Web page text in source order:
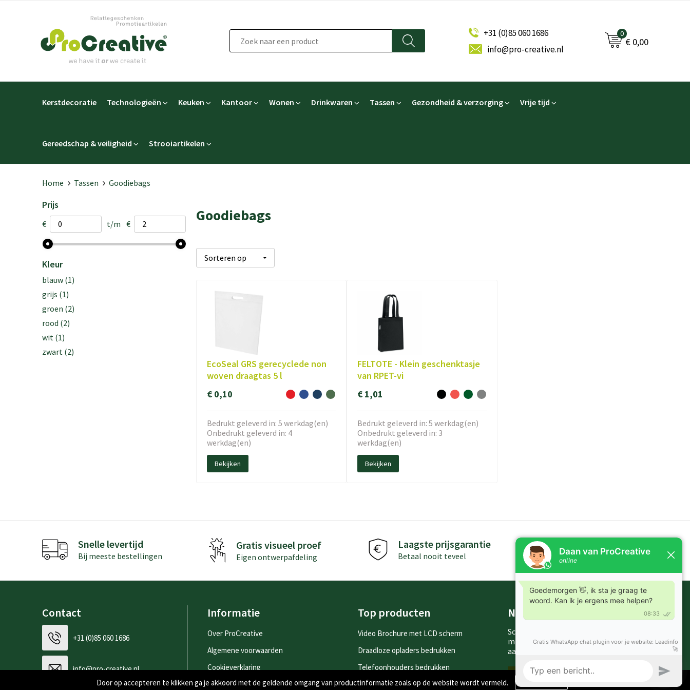
+31 (0)85 060 1686
info@pro-creative.nl
0
€ 0,00
Kerstdecoratie Technologieën Keuken Kantoor Wonen Drinkwaren Tassen Gezondheid & verzorging Vrije tijd
Gereedschap & veiligheid Strooiartikelen
Home Tassen Goodiebags
Prijs
€ t/m €
Kleur
blauw (1)
grijs (1)
groen (2)
rood (2)
wit (1)
zwart (2)
Goodiebags
EcoSeal GRS gerecyclede non
woven draagtas 5 l
€ 0,10
Bedrukt geleverd in: 5 werkdag(en)
Onbedrukt geleverd in: 4
werkdag(en)
Bekijken
FELTOTE - Klein geschenktasje
van RPET-vi
€ 1,01
Bedrukt geleverd in: 5 werkdag(en)
Onbedrukt geleverd in: 3
werkdag(en)
Bekijken
Snelle levertijd
Bij meeste bestellingen
Gratis visueel proef
Eigen ontwerpafdeling
Laagste prijsgarantie
Betaal nooit teveel Kennis in producten
Contact
+31 (0)85 060 1686
info@pro-creative.nl
Informatie
Over ProCreative
Algemene voorwaarden
Cookieverklaring
Privacyverklaring
Top producten
Video Brochure met LCD scherm
Draadloze opladers bedrukken
Telefoonhouders bedrukken
Drinkflessen bedrukken
Nieuwsbrieven
Schrijf je in voor onze nieuwsbrief en
mis nooit meer één van onze leuke
aanbiedingen of updates.
Inschrijven
Door op accepteren te klikken ga je akkoord met de geldende omgang van productinformatie zoals op de website wordt vermeld.